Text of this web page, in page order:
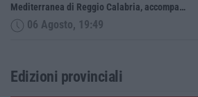
Mediterranea di Reggio Calabria, accompa…
06 Agosto, 19:49
Edizioni provinciali